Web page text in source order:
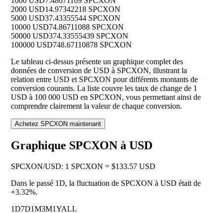
2000 USD14.97342218 SPCXON
5000 USD37.43355544 SPCXON
10000 USD74.86711088 SPCXON
50000 USD374.33555439 SPCXON
100000 USD748.67110878 SPCXON
Le tableau ci-dessus présente un graphique complet des
données de conversion de USD à SPCXON, illustrant la
relation entre USD et SPCXON pour différents montants de
conversion courants. La liste couvre les taux de change de 1
USD à 100 000 USD en SPCXON, vous permettant ainsi de
comprendre clairement la valeur de chaque conversion.
Achetez SPCXON maintenant
Graphique SPCXON à USD
SPCXON/USD: 1 SPCXON = $133.57 USD
Dans le passé 1D, la fluctuation de SPCXON à USD était de
+3.32%.
1D7D1M3M1YALL